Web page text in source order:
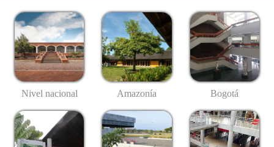
Nivel nacional Amazonía Bogotá